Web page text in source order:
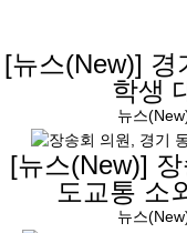
[뉴스(New)] 경
학생
뉴스
[뉴스(New)]
도교통 소
뉴스